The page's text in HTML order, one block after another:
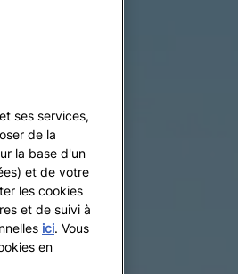
ses services,
de la
la base d'un
et de votre
les cookies
et de suivi à
ici. Vous
en